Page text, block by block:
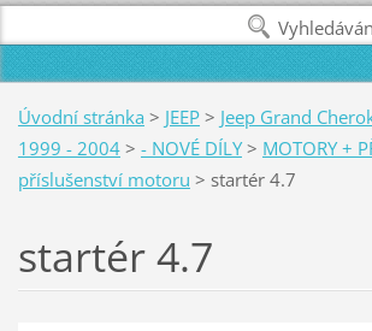
Úvodní stránka > JEEP > Jeep Grand
1999 - 2004 > - NOVÉ DÍLY > MOTORY +
příslušenství motoru > startér 4.7
startér 4.7